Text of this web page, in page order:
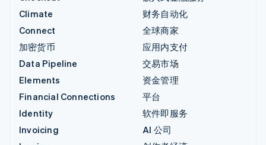
Climate
Connect
加密货币
Data Pipeline
Elements
Financial Connections
Identity
Invoicing
财务自动化
全球商家
应用内支付
交易市场
资金管理
平台
软件即服务
AI 公司